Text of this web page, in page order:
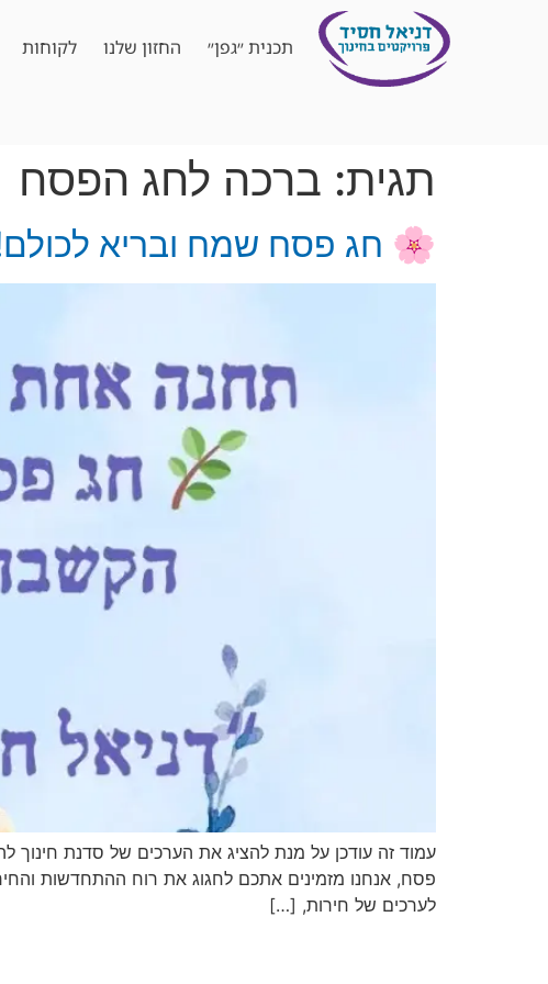
תכנית ״גפן״ החזון שלנו לקוחות
תגית: ברכה לחג הפסח
🌸 חג פסח שמח ובריא
עמוד זה עודכן על מנת להציג את הערכים של סדנת חינוך
פסח, אנחנו מזמינים אתכם לחגוג את רוח ההתחדשות
לערכים של חירות, […]